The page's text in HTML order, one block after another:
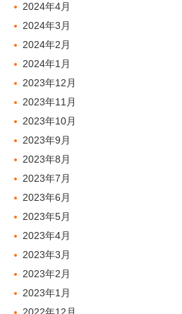
2024年4月
2024年3月
2024年2月
2024年1月
2023年12月
2023年11月
2023年10月
2023年9月
2023年8月
2023年7月
2023年6月
2023年5月
2023年4月
2023年3月
2023年2月
2023年1月